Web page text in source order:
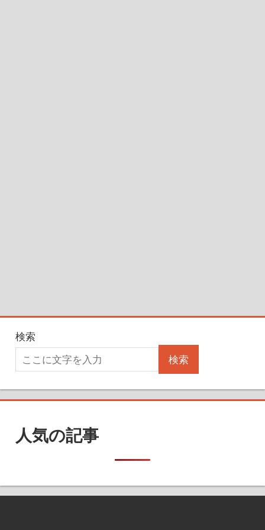
検索
検索
人気の記事